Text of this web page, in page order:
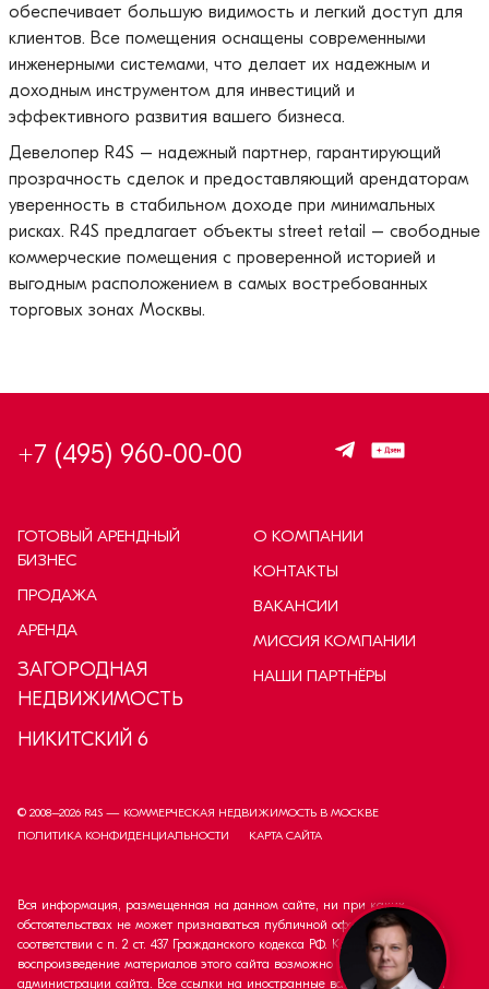
обеспечивает большую видимость и легкий доступ для
клиентов. Все помещения оснащены современными
инженерными системами, что делает их надежным и
доходным инструментом для инвестиций и
эффективного развития вашего бизнеса.
Девелопер R4S – надежный партнер, гарантирующий
прозрачность сделок и предоставляющий арендаторам
уверенность в стабильном доходе при минимальных
рисках. R4S предлагает объекты street retail – свободные
коммерческие помещения с проверенной историей и
выгодным расположением в самых востребованных
торговых зонах Москвы.
+7 (495) 960-00-00
ГОТОВЫЙ АРЕНДНЫЙ
БИЗНЕС
ПРОДАЖА
АРЕНДА
ЗАГОРОДНАЯ
НЕДВИЖИМОСТЬ
НИКИТСКИЙ 6
О КОМПАНИИ
КОНТАКТЫ
ВАКАНСИИ
МИССИЯ КОМПАНИИ
НАШИ ПАРТНЁРЫ
© 2008–2026 R4S — КОММЕРЧЕСКАЯ НЕДВИЖИМОСТЬ В МОСКВЕ
ПОЛИТИКА КОНФИДЕНЦИАЛЬНОСТИ
КАРТА САЙТА
Вся информация, размещенная на данном сайте, ни при каких
обстоятельствах не может признаваться публичной офертой в
соответствии с п. 2 ст. 437 Гражданского кодекса РФ. Копирование и
воспроизведение материалов этого сайта возможно только с согласия
администрации сайта. Все ссылки на иностранные валюты приведены